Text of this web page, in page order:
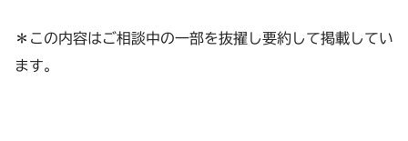
＊この内容はご相談中の一部を抜擢し要約して掲載してい
ます。